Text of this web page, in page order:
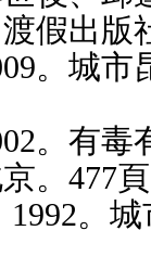
假出版
。城市
。有
。477
1992。